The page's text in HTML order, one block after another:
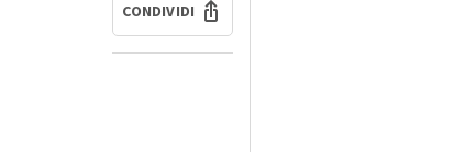
CONDIVIDI